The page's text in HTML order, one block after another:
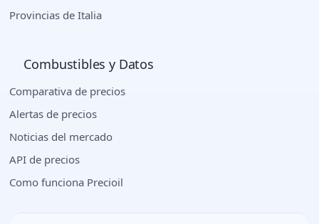
Provincias de Italia
Combustibles y Datos
Comparativa de precios
Alertas de precios
Noticias del mercado
API de precios
Como funciona Precioil